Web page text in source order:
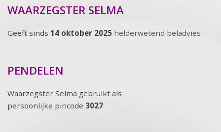
WAARZEGSTER SELMA
Geeft sinds 14 oktober 2025 helderwetend beladvies
PENDELEN
Waarzegster Selma gebruikt als
persoonlijke pincode 3027